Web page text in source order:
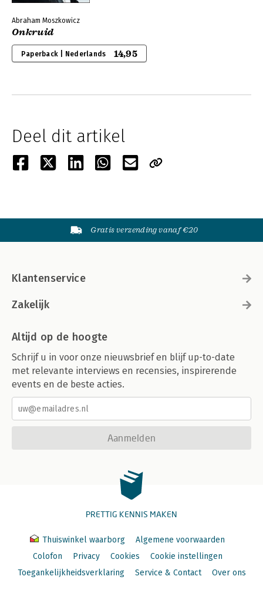
Abraham Moszkowicz
Onkruid
Paperback | Nederlands 14,95
Deel dit artikel
Gratis verzending vanaf €20
Klantenservice
Zakelijk
Altijd op de hoogte
Schrijf u in voor onze nieuwsbrief en blijf up-to-date
met relevante interviews en recensies, inspirerende
events en de beste acties.
Aanmelden
PRETTIG KENNIS MAKEN
Thuiswinkel waarborg
Algemene voorwaarden
Colofon
Privacy Cookies
Cookie instellingen
Toegankelijkheidsverklaring
Service & Contact Over ons